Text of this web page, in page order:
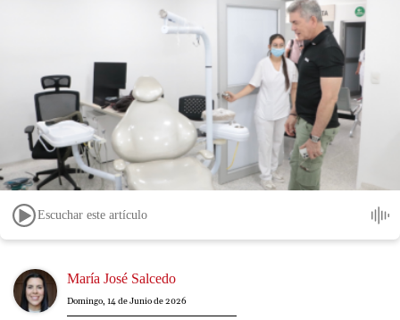
Escuchar este artículo
Image María José Salcedo
Domingo, 14 de Junio de 2026